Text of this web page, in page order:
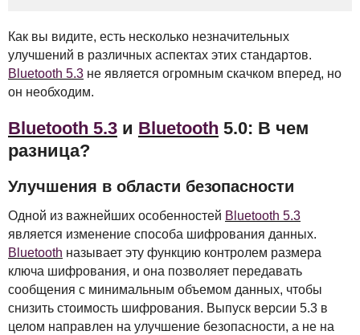
Как вы видите, есть несколько незначительных
улучшений в различных аспектах этих стандартов.
Bluetooth 5.3 не является огромным скачком вперед, но
он необходим.
Bluetooth 5.3 и Bluetooth 5.0: В чем
разница?
Улучшения в области безопасности
Одной из важнейших особенностей Bluetooth 5.3
является изменение способа шифрования данных.
Bluetooth называет эту функцию контролем размера
ключа шифрования, и она позволяет передавать
сообщения с минимальным объемом данных, чтобы
снизить стоимость шифрования. Выпуск версии 5.3 в
целом направлен на улучшение безопасности, а не на